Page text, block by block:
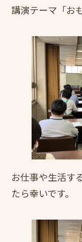
講演テーマ「お
お仕事や生活す
たら幸いです。